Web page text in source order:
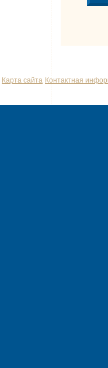
Карта сайта Контактная